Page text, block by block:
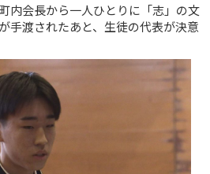
内会長から一人ひとりに「志」の文
手渡されたあと、生徒の代表が決意